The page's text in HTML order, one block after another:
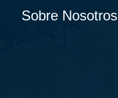
Sobre Nosotros